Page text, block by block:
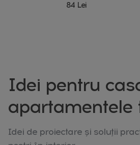
84 Lei
Idei pentru
apartamentele
Idei de proiectare și soluții